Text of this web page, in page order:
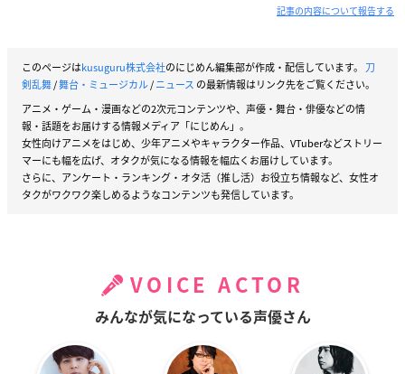
記事の内容について報告する
このページはkusuguru株式会社のにじめん編集部が作成・配信しています。 刀
剣乱舞/舞台・ミュージカル/ニュース の最新情報はリンク先をご覧ください。
アニメ・ゲーム・漫画などの2次元コンテンツや、声優・舞台・俳優などの情
報・話題をお届けする情報メディア「にじめん」。
女性向けアニメをはじめ、少年アニメやキャラクター作品、VTuberなどストリー
マーにも幅を広げ、オタクが気になる情報を幅広くお届けしています。
さらに、アンケート・ランキング・オタ活（推し活）お役立ち情報など、女性オ
タクがワクワク楽しめるようなコンテンツも発信しています。
VOICE ACTOR
みんなが気になっている声優さん